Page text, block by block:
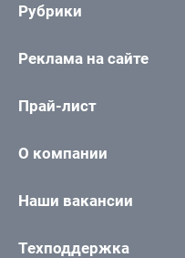
Рубрики
Реклама на сайте
Прай-лист
О компании
Наши вакансии
Техподдержка